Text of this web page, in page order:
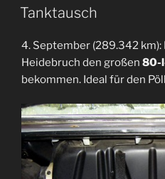
AM
Tanktausch
4. September (289.342 km):
Heidebruch den großen 80-
bekommen. Ideal für den